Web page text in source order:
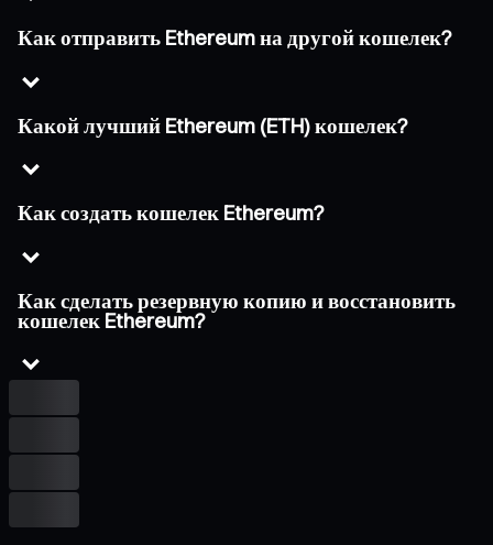
Как отправить Ethereum на другой кошелек?
Какой лучший Ethereum (ETH) кошелек?
Как создать кошелек Ethereum?
Как сделать резервную копию и восстановить
кошелек Ethereum?